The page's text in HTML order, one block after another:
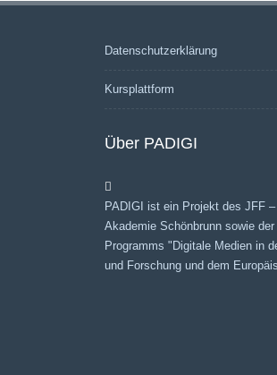
Navigation
Datenschutzerklärung
Kursplattform
Über PADIGI
PADIGI ist ein Projekt des JFF
Akademie Schönbrunn sowie
Programms "Digitale Medien in
und Forschung und dem